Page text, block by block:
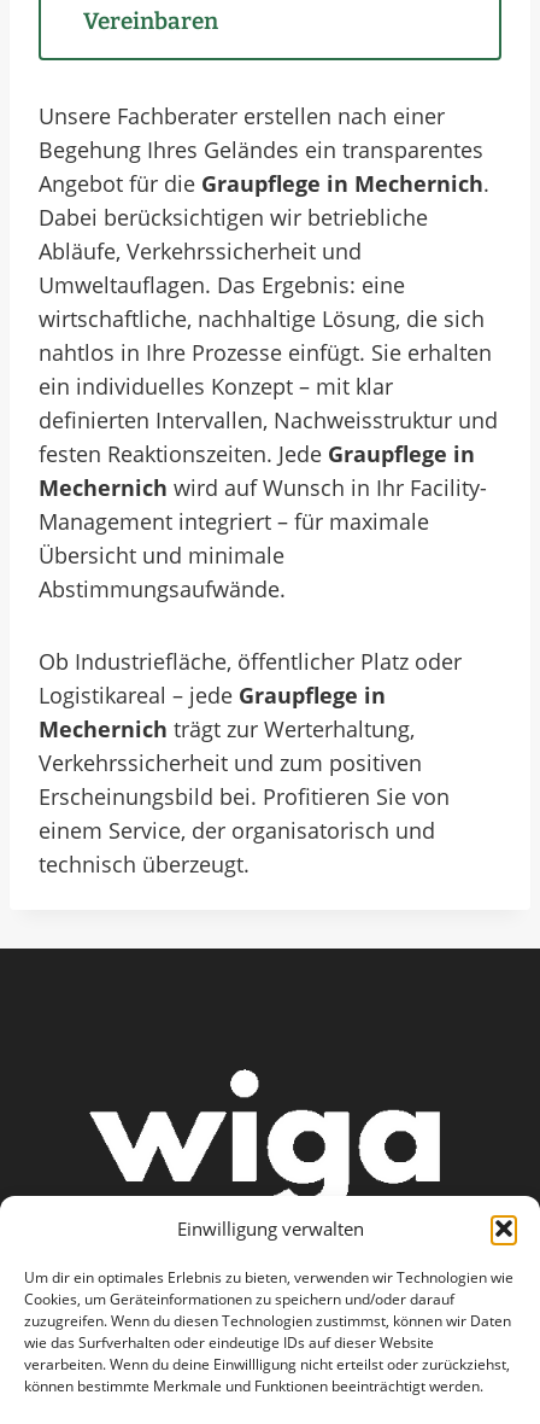
Einwilligung verwalten
Um dir ein optimales Erlebnis zu bieten, verwenden wir Technologien wie
Cookies, um Geräteinformationen zu speichern und/oder darauf
zuzugreifen. Wenn du diesen Technologien zustimmst, können wir Daten
wie das Surfverhalten oder eindeutige IDs auf dieser Website
verarbeiten. Wenn du deine Einwillligung nicht erteilst oder zurückziehst,
können bestimmte Merkmale und Funktionen beeinträchtigt werden.
Vereinbaren
Unsere Fachberater erstellen nach einer
Begehung Ihres Geländes ein transparentes
Angebot für die Graupflege in Mechernich.
Dabei berücksichtigen wir betriebliche
Abläufe, Verkehrssicherheit und
Umweltauflagen. Das Ergebnis: eine
wirtschaftliche, nachhaltige Lösung, die sich
nahtlos in Ihre Prozesse einfügt. Sie erhalten
ein individuelles Konzept – mit klar
definierten Intervallen, Nachweisstruktur und
festen Reaktionszeiten. Jede Graupflege in
Mechernich wird auf Wunsch in Ihr Facility-
Management integriert – für maximale
Übersicht und minimale
Abstimmungsaufwände.
Ob Industriefläche, öffentlicher Platz oder
Logistikareal – jede Graupflege in
Mechernich trägt zur Werterhaltung,
Verkehrssicherheit und zum positiven
Erscheinungsbild bei. Profitieren Sie von
einem Service, der organisatorisch und
technisch überzeugt.
AGB
Datenschutzerklärung
Haftungsausschluss
Impressum